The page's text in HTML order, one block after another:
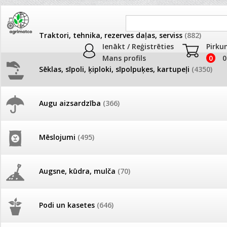
Ienākt / Reģistrēties
Mans profils
0
Traktori, tehnika, rezerves daļas, serviss (882)
Sēklas, sīpoli, ķiploki, sīpolpuķes, kartupeļi (4350)
Augu aizsardzība (366)
Mēslojumi (495)
Augsne, kūdra, mulča (70)
Podi un kasetes (646)
JAUNUMI
Pašlasīšanas vietu katalogs
26.05. Vebinārs - Kā ierobežot
gliemežus piemājas dārzā un
Darba laiks Līgo svētkos
Ūdens piemērotības noteikšana
AKCIJAS
frēze + mulčieris +
AKCIJAS komplekts -
Samtenes
Produkti »Sēklas, sīpoli, ķiploki, sīpolpuķes, kartupeļi
Samtenes
Kārtot pēc
Dzeltens
Oranžs
Balts